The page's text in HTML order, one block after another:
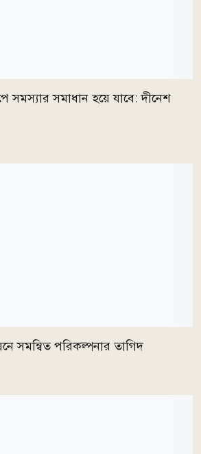
সমস্যার সমাধান হয়ে যাবে: দীনেশ
সমন্বিত পরিকল্পনার তাগিদ